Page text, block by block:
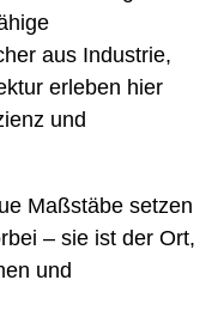
aus Industrie,
erleben hier
und
Maßstäbe setzen
– sie ist der Ort,
und